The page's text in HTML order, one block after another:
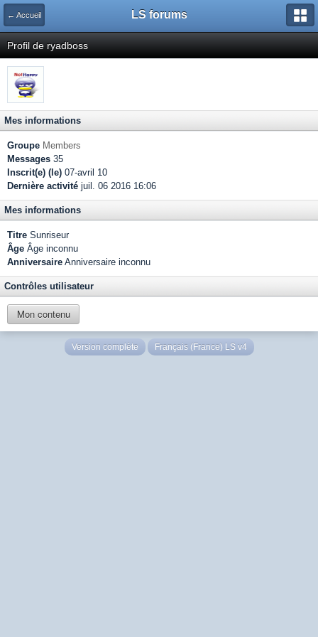
← Accueil LS forums
Profil de ryadboss
Mes informations
Groupe Members
Messages 35
Inscrit(e) (le) 07-avril 10
Dernière activité juil. 06 2016 16:06
Mes informations
Titre Sunriseur
Âge Âge inconnu
Anniversaire Anniversaire inconnu
Contrôles utilisateur
Mon contenu
Version complète Français (France) LS v4